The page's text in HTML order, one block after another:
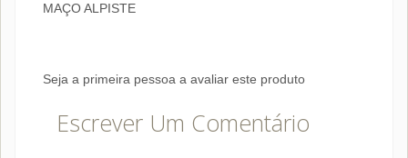
MAÇO ALPISTE
Seja a primeira pessoa a avaliar este produto
Escrever Um Comentário